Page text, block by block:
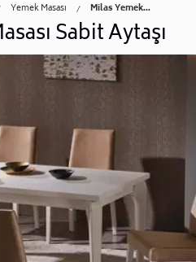
Yemek Masası Milas Yemek...
Sabit Aytaşı